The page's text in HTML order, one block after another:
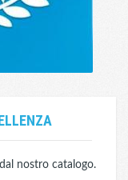
nostro catalogo.